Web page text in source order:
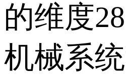
的维度
机械系